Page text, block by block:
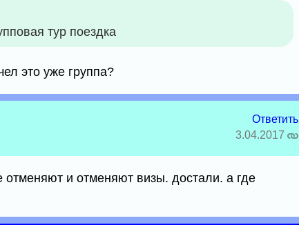
тур поездка
это уже группа?
Ответить
3.04.2017
отменяют и отменяют визы. достали. а где